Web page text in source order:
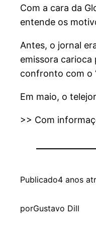
Com a cara da
entende os
Antes, o jornal
emissora
confronto com o
Em maio, o
>> Com
Publicado4 anos
porGustavo Dill